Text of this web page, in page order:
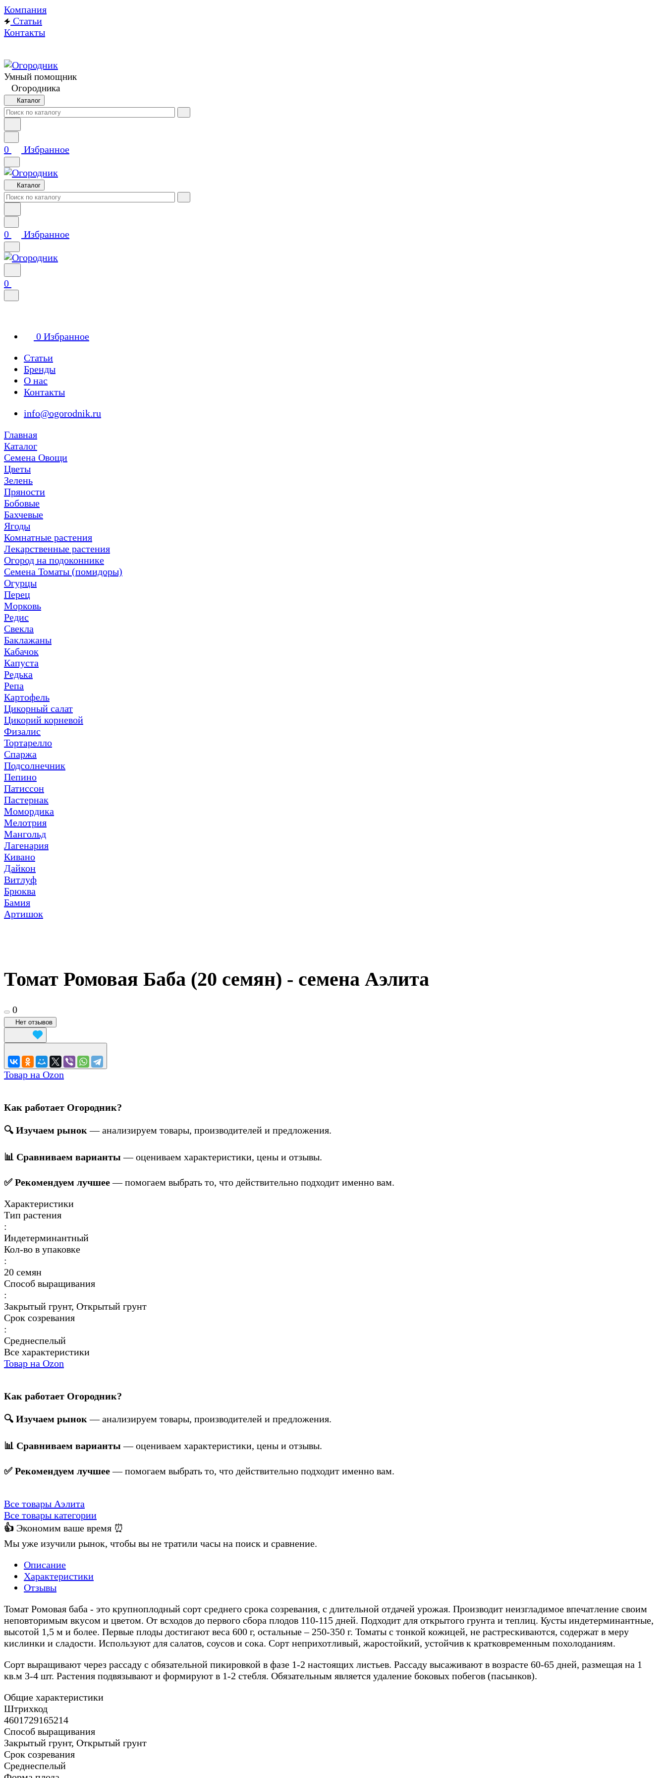
Компания
Статьи
Контакты
Умный помощник
Огородника
Каталог
0 Избранное
Каталог
0 Избранное
0
0 Избранное
Статьи
Бренды
О нас
Контакты
info@ogorodnik.ru
Главная
Каталог
Семена Овощи
Цветы
Зелень
Пряности
Бобовые
Бахчевые
Ягоды
Комнатные растения
Лекарственные растения
Огород на подоконнике
Семена Томаты (помидоры)
Огурцы
Перец
Морковь
Редис
Свекла
Баклажаны
Кабачок
Капуста
Редька
Репа
Картофель
Цикорный салат
Цикорий корневой
Физалис
Тортарелло
Спаржа
Подсолнечник
Пепино
Патиссон
Пастернак
Момордика
Мелотрия
Мангольд
Лагенария
Кивано
Дайкон
Витлуф
Брюква
Бамия
Артишок
Томат Ромовая Баба (20 семян) - семена Аэлита
0
Нет отзывов
Товар на Ozon
Как работает Огородник?
🔍 Изучаем рынок — анализируем товары, производителей и предложения.
📊 Сравниваем варианты — оцениваем характеристики, цены и отзывы.
✅ Рекомендуем лучшее— помогаем выбрать то, что действительно подходит именно вам.
Характеристики
Тип растения
:
Индетерминантный
Кол-во в упаковке
:
20 семян
Способ выращивания
:
Закрытый грунт, Открытый грунт
Срок созревания
:
Среднеспелый
Все характеристики
Товар на Ozon
Как работает Огородник?
🔍 Изучаем рынок — анализируем товары, производителей и предложения.
📊 Сравниваем варианты — оцениваем характеристики, цены и отзывы.
✅ Рекомендуем лучшее— помогаем выбрать то, что действительно подходит именно вам.
Все товары Аэлита
Все товары категории
👍 Экономим ваше время ⏰
Мы уже изучили рынок, чтобы вы не тратили часы на поиск и сравнение.
Описание
Характеристики
Отзывы
Томат Ромовая баба - это крупноплодный сорт среднего срока созревания, с длительной отдачей урожая. Производит неизгладимое впечатление своим
неповторимым вкусом и цветом. От всходов до первого сбора плодов 110-115 дней. Подходит для открытого грунта и теплиц. Кусты индетерминантные,
высотой 1,5 м и более. Первые плоды достигают веса 600 г, остальные – 250-350 г. Томаты с тонкой кожицей, не растрескиваются, содержат в меру
кислинки и сладости. Используют для салатов, соусов и сока. Сорт неприхотливый, жаростойкий, устойчив к кратковременным похолоданиям.
Сорт выращивают через рассаду с обязательной пикировкой в фазе 1-2 настоящих листьев. Рассаду высаживают в возрасте 60-65 дней, размещая на 1
кв.м 3-4 шт. Растения подвязывают и формируют в 1-2 стебля. Обязательным является удаление боковых побегов (пасынков).
Общие характеристики
Штрихкод
4601729165214
Способ выращивания
Закрытый грунт, Открытый грунт
Срок созревания
Среднеспелый